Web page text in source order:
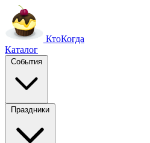
КтоКогда
Каталог
События
Праздники